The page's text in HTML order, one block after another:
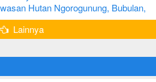
Hutan Ngorogunung, Bubulan,
Lainnya